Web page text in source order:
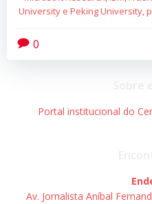
University e Peking University,
0
Portal institucional do
Av. Jornalista Aníbal